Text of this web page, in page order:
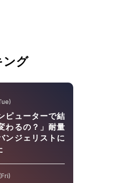
ング
ピューターで結
わるの？」耐量
ンジェリストに